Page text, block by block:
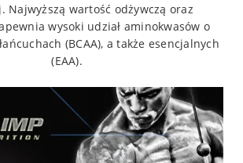
Najwyższą wartość odżywczą oraz
wysoki udział aminokwasów o
(BCAA), a także esencjalnych
(EAA).